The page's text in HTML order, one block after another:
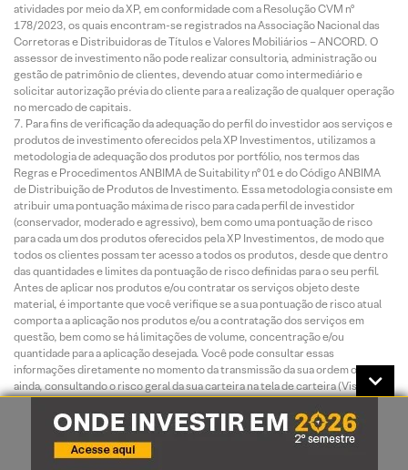
atividades por meio da XP, em conformidade com a Resolução CVM nº
178/2023, os quais encontram-se registrados na Associação Nacional das
Corretoras e Distribuidoras de Títulos e Valores Mobiliários – ANCORD. O
assessor de investimento não pode realizar consultoria, administração ou
gestão de patrimônio de clientes, devendo atuar como intermediário e
solicitar autorização prévia do cliente para a realização de qualquer operação
no mercado de capitais.
Para fins de verificação da adequação do perfil do investidor aos serviços e
produtos de investimento oferecidos pela XP Investimentos, utilizamos a
metodologia de adequação dos produtos por portfólio, nos termos das
Regras e Procedimentos ANBIMA de Suitability nº 01 e do Código ANBIMA
de Distribuição de Produtos de Investimento. Essa metodologia consiste em
atribuir uma pontuação máxima de risco para cada perfil de investidor
(conservador, moderado e agressivo), bem como uma pontuação de risco
para cada um dos produtos oferecidos pela XP Investimentos, de modo que
todos os clientes possam ter acesso a todos os produtos, desde que dentro
das quantidades e limites da pontuação de risco definidas para o seu perfil.
Antes de aplicar nos produtos e/ou contratar os serviços objeto deste
material, é importante que você verifique se a sua pontuação de risco atual
comporta a aplicação nos produtos e/ou a contratação dos serviços em
questão, bem como se há limitações de volume, concentração e/ou
quantidade para a aplicação desejada. Você pode consultar essas
informações diretamente no momento da transmissão da sua ordem ou,
ainda, consultando o risco geral da sua carteira na tela de carteira (Visão
aplicação/contratação pretendida, ou caso existam limitações em relação à
quantidade e/ou volume financeiro para a referida aplicação/contratação, isto
significa que, com base na composição atual da sua carteira, esta